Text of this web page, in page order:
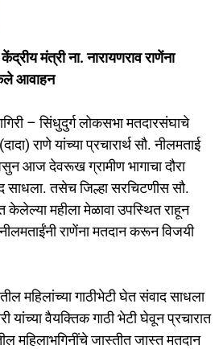
h
मंत्री ना. नारायणराव राणेंना
आवाहन
– सिंधुदुर्ग लोकसभा मतदारसंघाचे
राणे यांच्या प्रचारार्थ सौ. नीलमताई
आज देवरूख ग्रामीण भागाचा दौरा
तसेच जिल्हा सरचिटणीस सौ.
केलेल्या महीला मेळावा उपस्थित राहून
राणेंना मतदान करून विजयी
महिलांच्या गाठीभेटी घेत संवाद साधला
यांच्या वैयक्तिक गाठी भेटी घेवून प्रचारात
महिलाभगिनींचे जास्तीत जास्त मतदान